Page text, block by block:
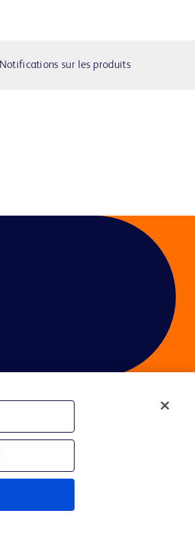
Notifications sur les produits